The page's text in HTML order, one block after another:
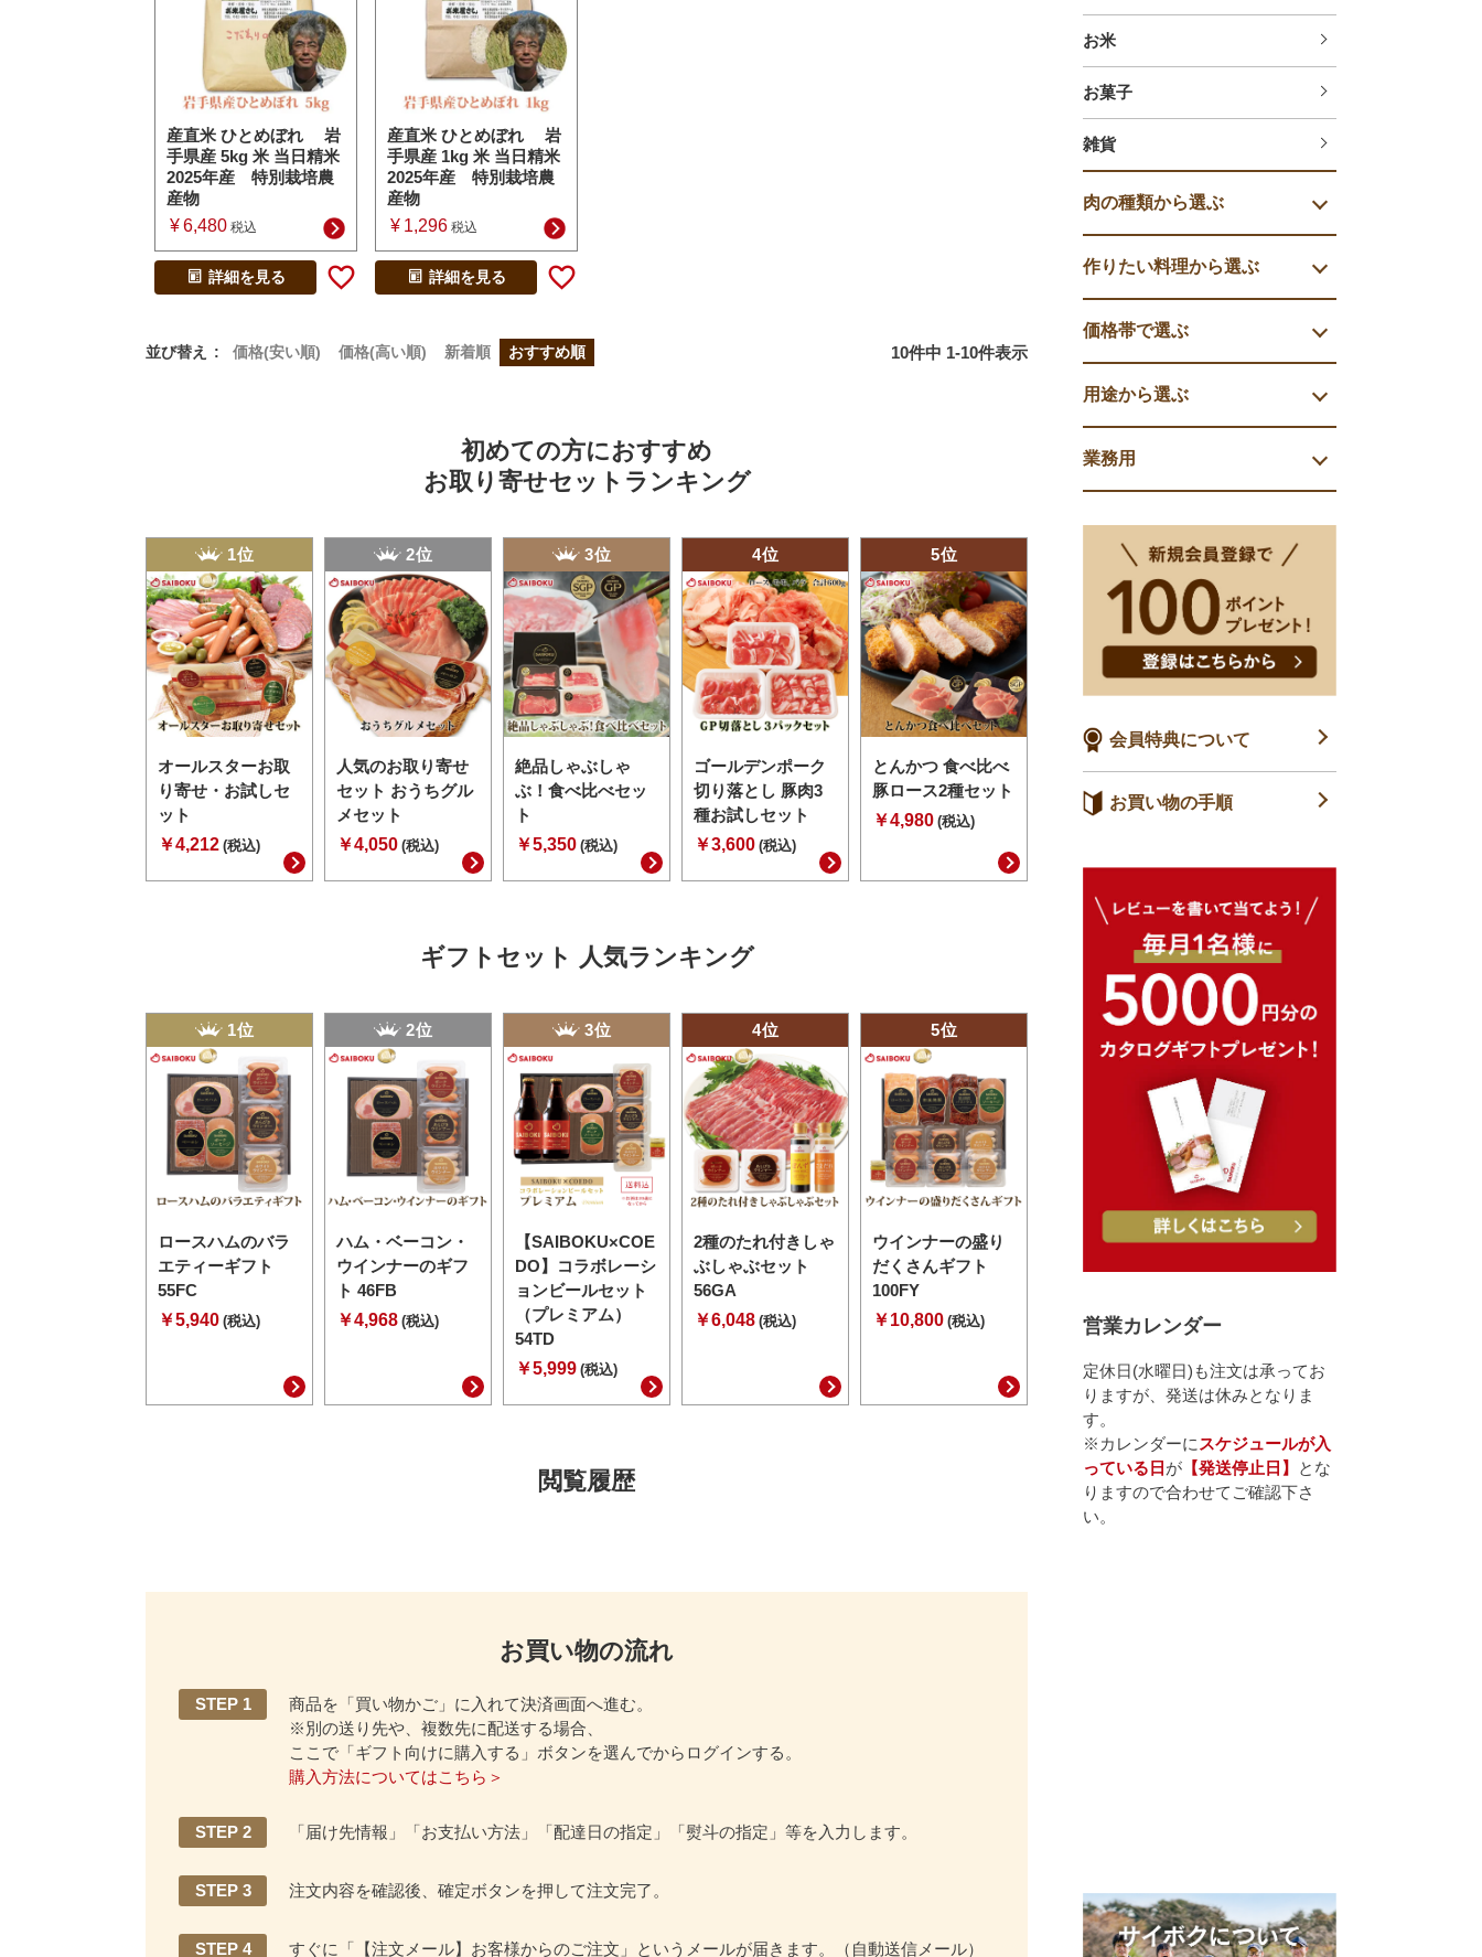
お米
お菓子
雑貨
肉の種類から選ぶ
作りたい料理から選ぶ
価格帯で選ぶ
用途から選ぶ
業務用
会員特典について
お買い物の手順
営業カレンダー
定休日(水曜日)も注文は承ってお
りますが、発送は休みとなりま
す。
※カレンダーに スケジュールが入
っている日 が 【発送停止日】
とな
りますので合わせてご確認下さ
い。
産直米 ひとめぼれ 岩
手県産 5kg 米 当日精米
2025年産 特別栽培農
産物
¥6,480 税込
詳細を見る
産直米 ひとめぼれ 岩
手県産 1kg 米 当日精米
2025年産 特別栽培農
産物
¥ 1,296 税込
詳細を見る
並び替え 価格(安い順) 価格(高い順) 新着順 おすすめ順 10件中 1-10件表示
初めての方におすすめ
お取り寄せセットランキング
1位
オールスターお取
り寄せ・お試しセ
ット
￥4,212 (税込)
2位
人気のお取り寄せ
セット おうちグル
メセット
￥4,050 (税込)
3位
絶品しゃぶしゃ
ぶ！食べ比べセッ
ト
￥5,350 (税込)
4位
ゴールデンポーク
切り落とし 豚肉3
種お試しセット
￥3,600 (税込)
5位
とんかつ 食べ比べ
豚ロース2種セット
￥4,980 (税込)
ギフトセット 人気ランキング
1位
ロースハムのバラ
エティーギフト
55FC
￥5,940 (税込)
2位
ハム・ベーコン・
ウインナーのギフ
ト 46FB
￥4,968 (税込)
3位
【SAIBOKU×COE
DO】コラボレーシ
ョンビールセット
（プレミアム）
54TD
￥5,999 (税込)
4位
2種のたれ付きしゃ
ぶしゃぶセット
56GA
￥6,048 (税込)
5位
ウインナーの盛り
だくさんギフト
100FY
￥10,800 (税込)
閲覧履歴
お買い物の流れ
STEP 1
商品を「買い物かご」に入れて決済画面へ進む。
※別の送り先や、複数先に配送する場合、
ここで「ギフト向けに購入する」ボタンを選んでからログインする。
購入方法についてはこちら＞
STEP 2 「届け先情報」「お支払い方法」「配達日の指定」「熨斗の指定」等を入力します。
STEP 3 注文内容を確認後、確定ボタンを押して注文完了。
STEP 4 すぐに「【注文メール】お客様からのご注文」というメールが届きます。（自動送信メール）